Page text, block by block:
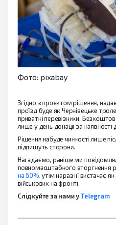
Фото: pixabay
Згідно з проєктом рішення,
проїзд буде як Чернівецьке
приватні перевізники.
лише у день донації за
Рішення набуде чинності лише
підпишуть сторони.
Нагадаємо, раніше ми
повномасштабного вторгнення
на 60%, утім наразі її вистачає
військових на фронті.
Слідкуйте за нами уTelegram